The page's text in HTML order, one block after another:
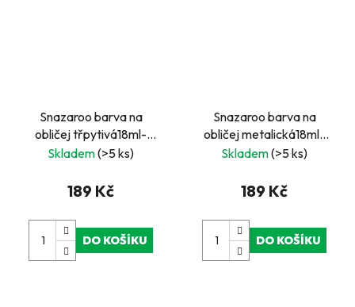
Snazaroo barva na
obličej třpytivá18ml-
zelená tmavší
Skladem(>5 ks)
189 Kč
DO KOŠÍKU
Snazaroo barva na
obličej metalická18ml-
měděná
Skladem(>5 ks)
189 Kč
DO KOŠÍKU